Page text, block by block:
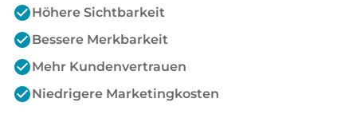
check_circleHöhere Sichtbarkeit
check_circleBessere Merkbarkeit
check_circleMehr Kundenvertrauen
check_circleNiedrigere Marketingkosten